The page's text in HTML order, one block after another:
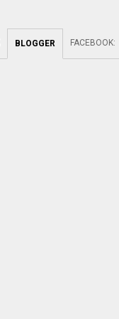
BLOGGER FACEBOOK: